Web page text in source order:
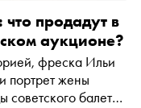
продадут в
аукционе?
фреска Ильи
жены
советского балета